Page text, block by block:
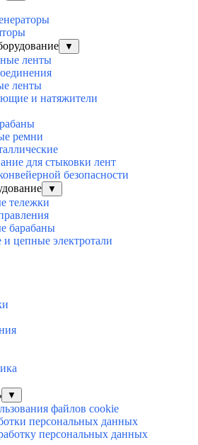
▼
ленты
ленты
и натяжители
ремни
для стыковки лент
безопасности
▼
тележки
барабаны
цепные электротали
▼
файлов cookie
персональных данных
персональных данных